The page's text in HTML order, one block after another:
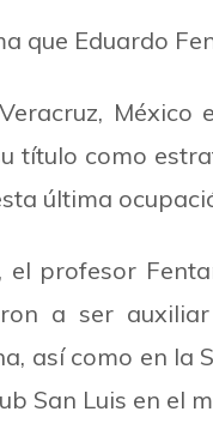
que Eduardo
título como
última
el profesor
a ser
así como en la
San Luis en el